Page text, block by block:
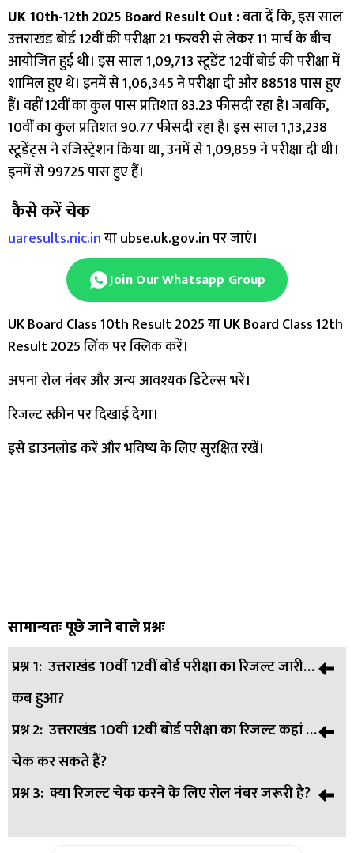
UK 10th-12th 2025 Board Result Out :बता दें कि, इस साल
उत्तराखंड बोर्ड 12वीं की परीक्षा 21 फरवरी से लेकर 11 मार्च के बीच
आयोजित हुई थी। इस साल 1,09,713 स्टूडेंट 12वीं बोर्ड की परीक्षा में
शामिल हुए थे। इनमें से 1,06,345 ने परीक्षा दी और 88518 पास हुए
हैं। वहीं 12वीं का कुल पास प्रतिशत 83.23 फीसदी रहा है। जबकि,
10वीं का कुल प्रतिशत 90.77 फीसदी रहा है। इस साल 1,13,238
स्टूडेंट्स ने रजिस्ट्रेशन किया था, उनमें से 1,09,859 ने परीक्षा दी थी।
इनमें से 99725 पास हुए हैं।
कैसे करें चेक
uaresults.nic.inया ubse.uk.gov.in पर जाएं।
Join Our Whatsapp Group
UK Board Class 10th Result 2025 या UK Board Class 12th
Result 2025 लिंक पर क्लिक करें।
अपना रोल नंबर और अन्य आवश्यक डिटेल्स भरें।
रिजल्ट स्क्रीन पर दिखाई देगा।
इसे डाउनलोड करें और भविष्य के लिए सुरक्षित रखें।
सामान्यतः पूछे जाने वाले प्रश्नः
प्रश्न 1: उत्तराखंड 10वीं 12वीं बोर्ड परीक्षा का रिजल्ट जारी
कब हुआ?
उत्तर: उत्तराखंड बोर्ड 10वीं और 12वीं का रिजल्ट 19 अप्रैल 2025 को
आधिकारिक वेबसाइट पर जारी किया गया।
प्रश्न 2: उत्तराखंड 10वीं 12वीं बोर्ड परीक्षा का रिजल्ट कहां से
चेक कर सकते हैं?
उत्तर: आप uaresults.nic.in या ubse.uk.gov.in पर जाकर अपना
प्रश्न 3: क्या रिजल्ट चेक करने के लिए रोल नंबर जरूरी है?